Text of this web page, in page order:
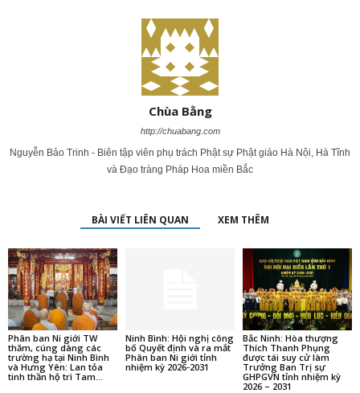
Chùa Bằng
http://chuabang.com
Nguyễn Bảo Trinh - Biên tập viên phụ trách Phật sự Phật giáo Hà Nội, Hà Tĩnh
và Đạo tràng Pháp Hoa miền Bắc
BÀI VIẾT LIÊN QUAN XEM THÊM
Phân ban Ni giới TW
thăm, cúng dàng các
trường hạ tại Ninh Bình
và Hưng Yên: Lan tỏa
tinh thần hộ trì Tam...
Ninh Bình: Hội nghị công
bố Quyết định và ra mắt
Phân ban Ni giới tỉnh
nhiệm kỳ 2026-2031
Bắc Ninh: Hòa thượng
Thích Thanh Phụng
được tái suy cử làm
Trưởng Ban Trị sự
GHPGVN tỉnh nhiệm kỳ
2026 – 2031